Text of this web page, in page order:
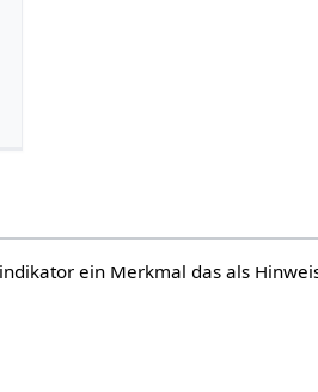
ein Merkmal das als